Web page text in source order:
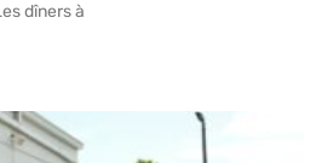
dîners à